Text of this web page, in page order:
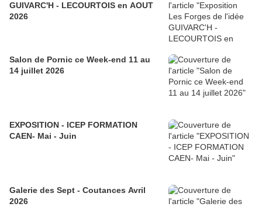
GUIVARC'H - LECOURTOIS en AOUT
2026
Salon de Pornic ce Week-end 11 au
14 juillet 2026
EXPOSITION - ICEP FORMATION
CAEN- Mai - Juin
Galerie des Sept - Coutances Avril
2026